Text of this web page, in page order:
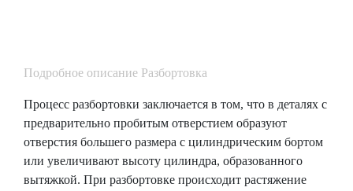
Подробное описание Разбортовка
Процесс разбортовки заключается в том, что в деталях с
предварительно пробитым отверстием образуют
отверстия большего размера с цилиндрическим бортом
или увеличивают высоту цилиндра, образованного
вытяжкой. При разбортовке происходит растяжение